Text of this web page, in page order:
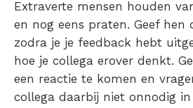
Extraverte mensen houden
en nog eens praten. Geef hen
zodra je je feedback hebt
hoe je collega erover denkt.
een reactie te komen en
collega daarbij niet onnodig